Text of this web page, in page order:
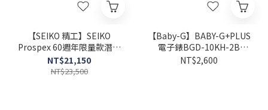
【SEIKO 精工】SEIKO
Prospex 60週年限量款潛水
機械錶 4R36-18P0B 45mm
現代鐘錶
NT$21,150
NT$23,500
【Baby-G】BABY-G+PLUS
電子錶BGD-10KH-2B
39mm 現代鐘錶
NT$2,600